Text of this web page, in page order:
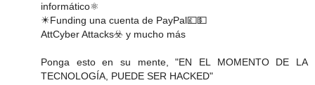
informático⚛️
✴️Funding una cuenta de PayPal💷💵
Att️Cyber ​​Attacks☣️ y mucho más
Ponga esto en su mente, "EN EL MOMENTO DE LA
TECNOLOGÍA, PUEDE SER HACKED"